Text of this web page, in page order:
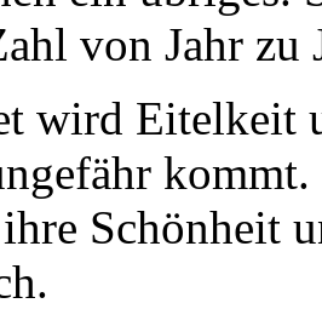
von Jahr zu
wird Eitelkeit
Schönheit